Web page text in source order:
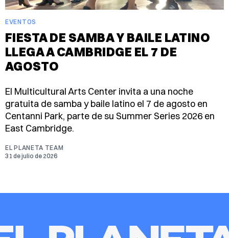
EVENTOS
FIESTA DE SAMBA Y BAILE LATINO
LLEGA A CAMBRIDGE EL 7 DE
AGOSTO
El Multicultural Arts Center invita a una noche
gratuita de samba y baile latino el 7 de agosto en
Centanni Park, parte de su Summer Series 2026 en
East Cambridge.
EL PLANETA TEAM
31 de julio de 2026